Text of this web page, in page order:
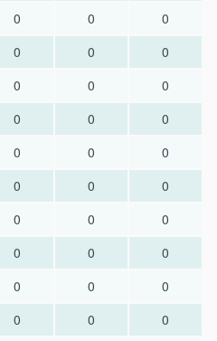
0 0
0
0 0
0
0 0
0
0 0
0
0 0
0
0 0
0
0 0
0
0 0
0
0 0
0
0 0
0